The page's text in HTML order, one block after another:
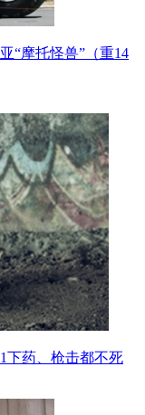
“摩托怪兽”（重14
下药、枪击都不死